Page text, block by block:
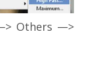
Others —>